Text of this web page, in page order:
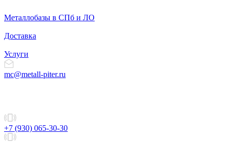
Металлобазы в СПб и ЛО
Доставка
Услуги
mc@metall-piter.ru
+7 (930) 065-30-30